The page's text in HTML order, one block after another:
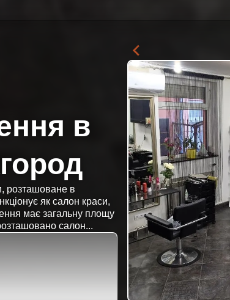
в
розташоване в
як салон краси,
має загальну площу
салон...